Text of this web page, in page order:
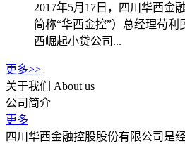
2017年5月17日，四川华西金
简称“华西金控”）总经理苟
西崛起小贷公司...
更多>>
关于我们
About us
公司简介
更多
四川华西金融控股股份有限公司是